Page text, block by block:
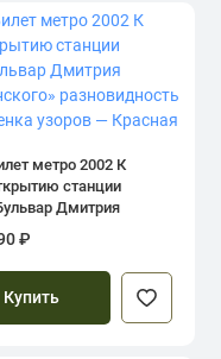
метро 2002 К
станции
Дмитрия
оттенка
— Красная
₽
Купить